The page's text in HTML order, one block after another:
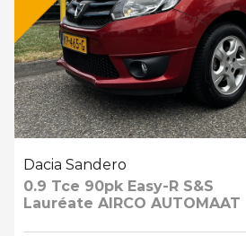
Dacia Sandero
0.9 Tce 90pk Easy-R S&S
Lauréate AIRCO AUTOMAAT